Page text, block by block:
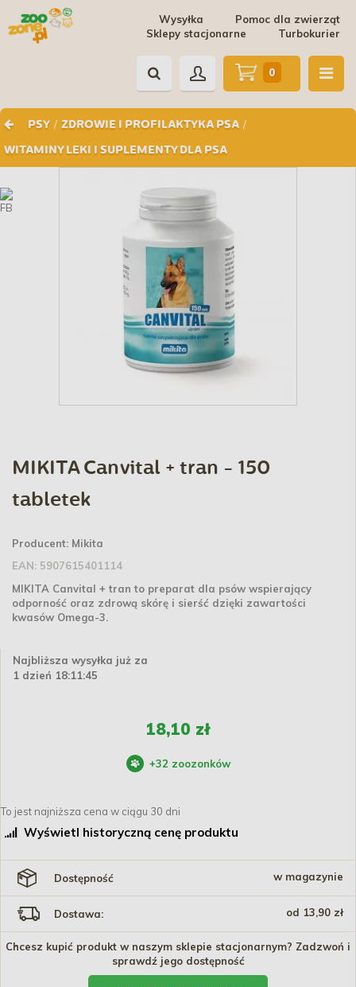
Pomoc dla zwierząt
Wysyłka
Turbokurier
Sklepy stacjonarne
PSY / ZDROWIE I PROFILAKTYKA PSA /
WITAMINY LEKI I SUPLEMENTY DLA PSA
0
MIKITA Canvital + tran - 150
tabletek
Producent: Mikita
EAN: 5907615401114
MIKITA Canvital + tran to preparat dla psów wspierający
odporność oraz zdrową skórę i sierść dzięki zawartości
kwasów Omega-3.
Najbliższa wysyłka już za
1 dzień 18:11:45
18,10 zł
+32 zoozonków
To jest najniższa cena w ciągu 30 dni
Wyświetl historyczną cenę produktu
Dostępność w magazynie
Dostawa: od 13,90 zł
Chcesz kupić produkt w naszym sklepie stacjonarnym? Zadzwoń i
sprawdź jego dostępność